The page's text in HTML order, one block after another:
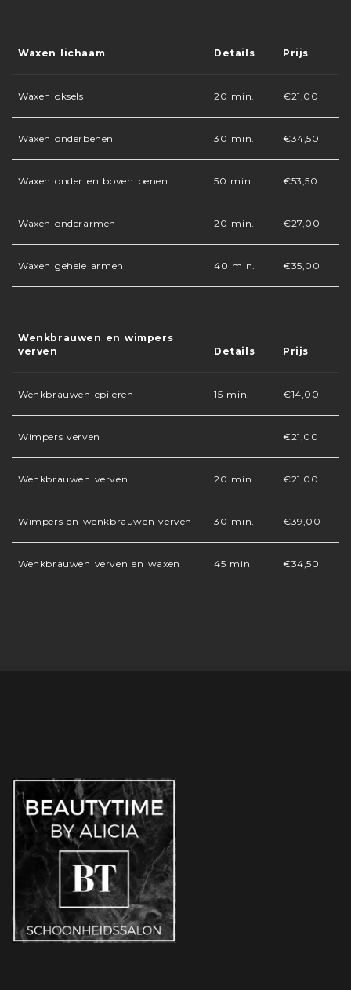
Waxen lichaam Details Prijs
Waxen oksels 20 min. €21,00
Waxen onderbenen 30 min. €34,50
Waxen onder en boven benen 50 min. €53,50
Waxen onderarmen 20 min. €27,00
Waxen gehele armen 40 min. €35,00
Wenkbrauwen en wimpers
verven
Details Prijs
Wenkbrauwen epileren 15 min. €14,00
Wimpers verven €21,00
Wenkbrauwen verven 20 min. €21,00
Wimpers en wenkbrauwen verven 30 min. €39,00
Wenkbrauwen verven en waxen 45 min. €34,50